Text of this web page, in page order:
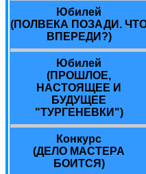
Юбилей
(ПОЛВЕКА ПОЗАДИ.
ВПЕРЕДИ?)
Юбилей
(ПРОШЛОЕ,
НАСТОЯЩЕЕ И
БУДУЩЕЕ
"ТУРГЕНЕВКИ")
Конкурс
(ДЕЛО МАСТЕРА
БОИТСЯ)